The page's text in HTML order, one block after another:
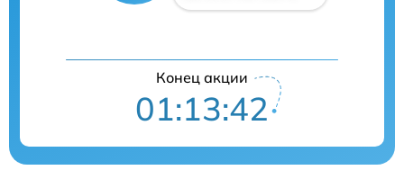
Конец акции
01:13:41